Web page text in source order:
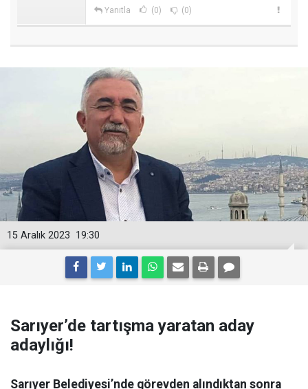
Yanıtla (0) (0)
19:30
15 Aralık 2023
Sarıyer’de tartışma yaratan aday
adaylığı!
Sarıyer Belediyesi’nde görevden alındıktan sonra